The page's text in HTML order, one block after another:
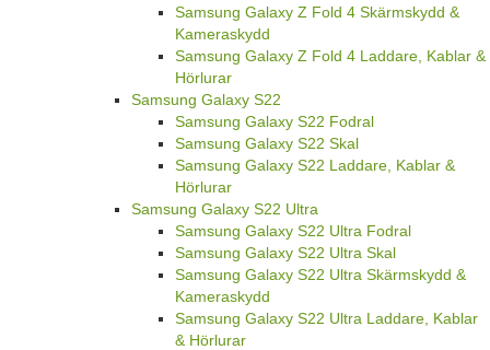
Samsung Galaxy Z Fold 4 Skärmskydd &
Kameraskydd
Samsung Galaxy Z Fold 4 Laddare, Kablar &
Hörlurar
Samsung Galaxy S22
Samsung Galaxy S22 Fodral
Samsung Galaxy S22 Skal
Samsung Galaxy S22 Laddare, Kablar &
Hörlurar
Samsung Galaxy S22 Ultra
Samsung Galaxy S22 Ultra Fodral
Samsung Galaxy S22 Ultra Skal
Samsung Galaxy S22 Ultra Skärmskydd &
Kameraskydd
Samsung Galaxy S22 Ultra Laddare, Kablar
& Hörlurar